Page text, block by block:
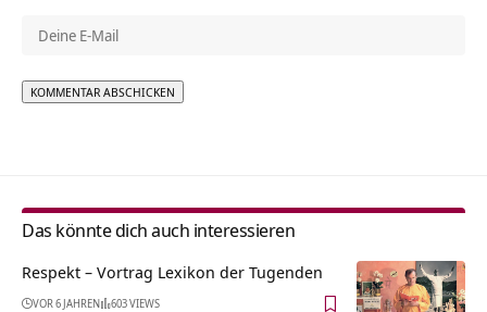
Das könnte dich auch interessieren
Respekt – Vortrag Lexikon der Tugenden
VOR 6 JAHREN 603 VIEWS